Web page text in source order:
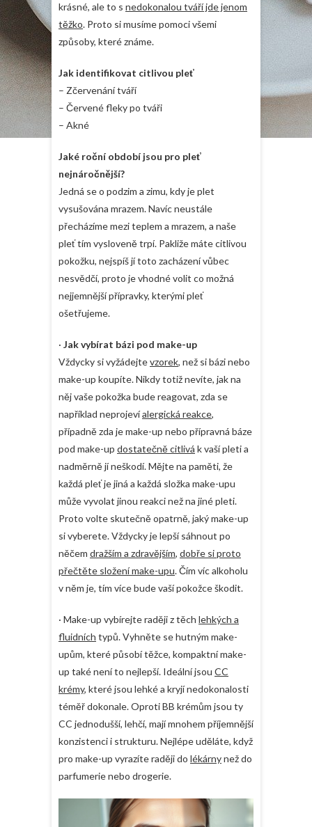
krásné, ale to s nedokonalou tváří jde jenom
těžko. Proto si musíme pomoci všemi
způsoby, které známe.
Jak identifikovat citlivou pleť
– Zčervenání tváří
– Červené fleky po tváři
– Akné
Jaké roční období jsou pro pleť
nejnáročnější?
Jedná se o podzim a zimu, kdy je plet
vysušována mrazem. Navíc neustále
přecházíme mezi teplem a mrazem, a naše
pleť tím vysloveně trpí. Pakliže máte citlivou
pokožku, nejspíš jí toto zacházení vůbec
nesvědčí, proto je vhodné volit co možná
nejjemnější přípravky, kterými pleť
ošetřujeme.
· Jak vybírat bázi pod make-up
Vždycky si vyžádejtevzorek, než si bázi nebo
make-up koupíte. Nikdy totiž nevíte, jak na
něj vaše pokožka bude reagovat, zda se
například neprojevíalergická reakce,
případně zda je make-up nebo přípravná báze
pod make-up dostatečně citlivá k vaší pleti a
nadměrně jí neškodí. Mějte na paměti, že
každá pleť je jiná a každá složka make-upu
může vyvolat jinou reakci než na jiné pleti.
Proto volte skutečně opatrně, jaký make-up
si vyberete. Vždycky je lepší sáhnout po
něčem dražším a zdravějším, dobře si proto
přečtěte složení make-upu. Čím víc alkoholu
v něm je, tím více bude vaší pokožce škodit.
· Make-up vybírejte raději z těch lehkých a
fluidních typů. Vyhněte se hutným make-
upům, které působí těžce, kompaktní make-
up také není to nejlepší. Ideální jsou CC
krémy, které jsou lehké a kryjí nedokonalosti
téměř dokonale. Oproti BB krémům jsou ty
CC jednodušší, lehčí, mají mnohem příjemnější
konzistenci i strukturu. Nejlépe uděláte, když
pro make-up vyrazíte raději do lékárnynež do
parfumerie nebo drogerie.